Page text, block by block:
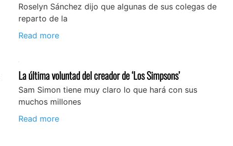
Roselyn Sánchez dijo que algunas de sus colegas de
reparto de la
Read more
La última voluntad del creador de ‘Los Simpsons’
Sam Simon tiene muy claro lo que hará con sus
muchos millones
Read more